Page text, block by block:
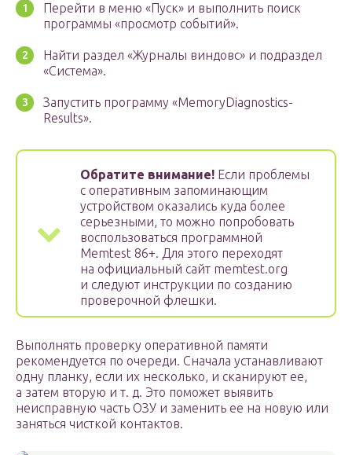
Перейти в меню «Пуск» и выполнить поиск
программы «просмотр событий».
Найти раздел «Журналы виндовс» и подраздел
«Система».
Запустить программу «MemoryDiagnostics-
Results».
Обратите внимание! Если проблемы
с оперативным запоминающим
устройством оказались куда более
серьезными, то можно попробовать
воспользоваться программной
Memtest 86+. Для этого переходят
на официальный сайт memtest.org
и следуют инструкции по созданию
проверочной флешки.
Выполнять проверку оперативной памяти
рекомендуется по очереди. Сначала устанавливают
одну планку, если их несколько, и сканируют ее,
а затем вторую и т. д. Это поможет выявить
неисправную часть ОЗУ и заменить ее на новую или
заняться чисткой контактов.